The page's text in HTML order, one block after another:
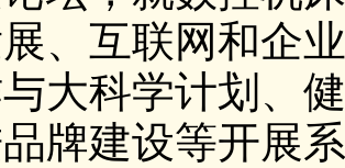
、互联网和企
大科学计划、
牌建设等开展